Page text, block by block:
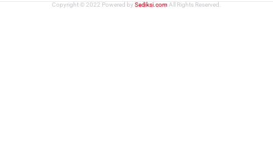
Copyright © 2022 Powered bySediksi.com All Rights Reserved.